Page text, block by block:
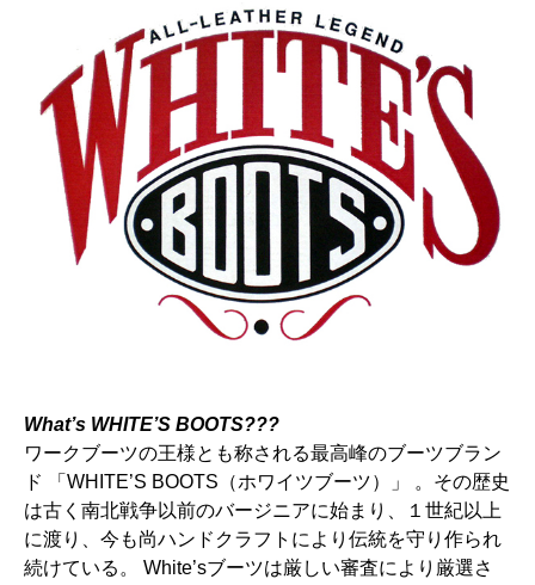
What’s WHITE’S BOOTS???
ワークブーツの王様とも称される最高峰のブーツブラン
ド
「WHITE’S BOOTS（ホワイツブーツ）」
。その歴史
は古く南北戦争以前のバージニアに始まり、１世紀以上
に渡り、今も尚ハンドクラフトにより伝統を守り作られ
続けている。 White’sブーツは厳しい審査により厳選さ